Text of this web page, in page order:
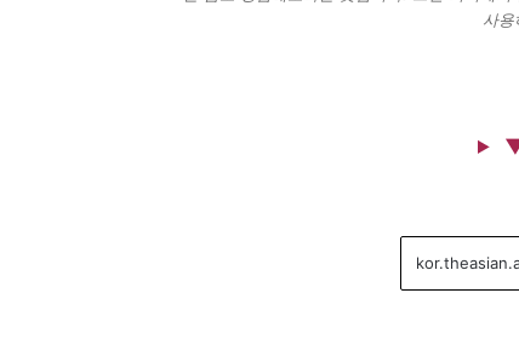
사용